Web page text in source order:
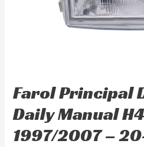
Farol Principal
Daily Manual
1997/2007 –